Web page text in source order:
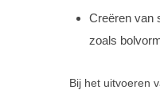
Creëren van
zoals
Bij het uitvoeren